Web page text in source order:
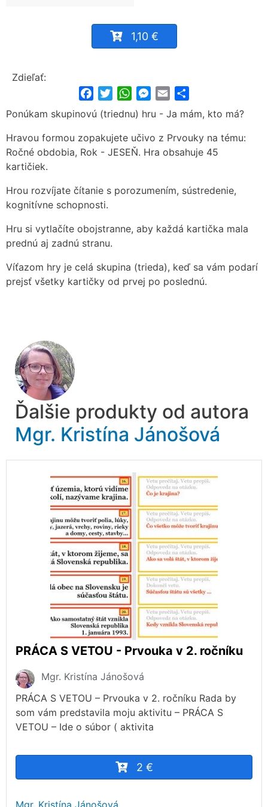
1,10 €
Zdieľať:
FacebookTwitterWhatsApp
Messenger
Email
Ponúkam skupinovú (triednu) hru - Ja mám, kto má?
Hravou formou zopakujete učivo z Prvouky na tému:
Ročné obdobia, Rok - JESEŇ. Hra obsahuje 45
kartičiek.
Hrou rozvíjate čítanie s porozumením, sústredenie,
kognitívne schopnosti.
Hru si vytlačíte obojstranne, aby každá kartička mala
prednú aj zadnú stranu.
Víťazom hry je celá skupina (trieda), keď sa vám podarí
prejsť všetky kartičky od prvej po poslednú.
Ďalšie produkty od autora
Mgr. Kristína Jánošová
PRÁCA S VETOU - Prvouka v 2. ročníku
Mgr. Kristína Jánošová
PRÁCA S VETOU – Prvouka v 2. ročníku Rada by
som vám predstavila moju aktivitu – PRÁCA S
VETOU – Ide o súbor ( aktivita
2 €